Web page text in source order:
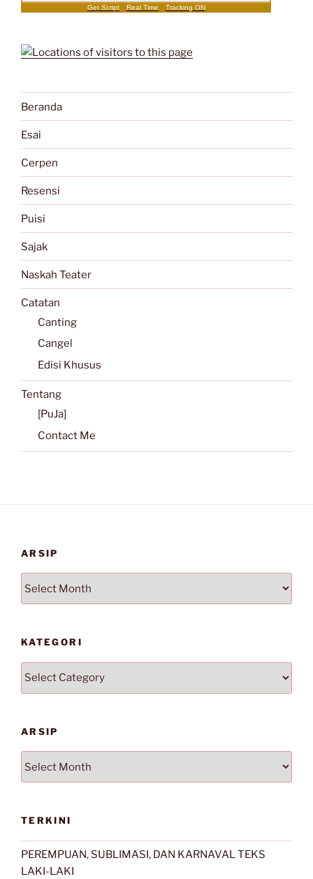
Get Script Real Time Tracking ON
Beranda
Esai
Cerpen
Resensi
Puisi
Sajak
Naskah Teater
Catatan
Canting
Cangel
Edisi Khusus
Tentang
[PuJa]
Contact Me
ARSIP
KATEGORI
Kategori
ARSIP
TERKINI
PEREMPUAN, SUBLIMASI, DAN KARNAVAL TEKS
LAKI-LAKI